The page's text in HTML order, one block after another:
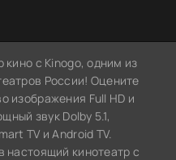
с Kinogo, одним из
России! Оцените
изображения Full HD и
звук Dolby 5.1,
TV и Android TV.
настоящий кинотеатр с